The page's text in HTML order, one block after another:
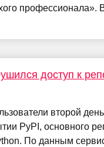
профессионала».
доступ к
второй
PyPI, основного
По данным